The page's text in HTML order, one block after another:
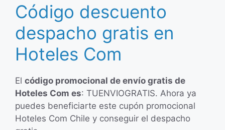
Código descuento
despacho gratis en
Hoteles Com
El código promocional de envío gratis de
Hoteles Com es: TUENVIOGRATIS. Ahora ya
puedes beneficiarte este cupón promocional
Hoteles Com Chile y conseguir el despacho